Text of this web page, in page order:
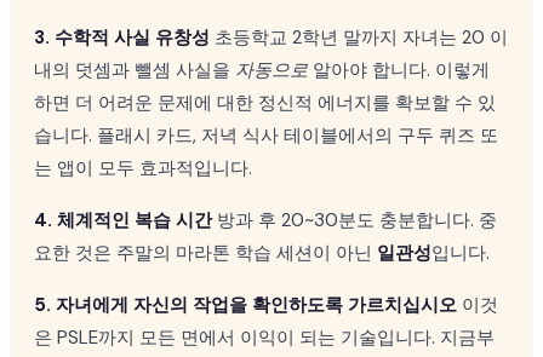
3. 수학적 사실 유창성 초등학교 2학년 말까지 자녀는 20 이
내의 덧셈과 뺄셈 사실을 자동으로 알아야 합니다. 이렇게
하면 더 어려운 문제에 대한 정신적 에너지를 확보할 수 있
습니다. 플래시 카드, 저녁 식사 테이블에서의 구두 퀴즈 또
는 앱이 모두 효과적입니다.
4. 체계적인 복습 시간방과 후 20~30분도 충분합니다. 중
요한 것은 주말의 마라톤 학습 세션이 아닌 일관성입니다.
5. 자녀에게 자신의 작업을 확인하도록 가르치십시오 이것
은 PSLE까지 모든 면에서 이익이 되는 기술입니다. 지금부